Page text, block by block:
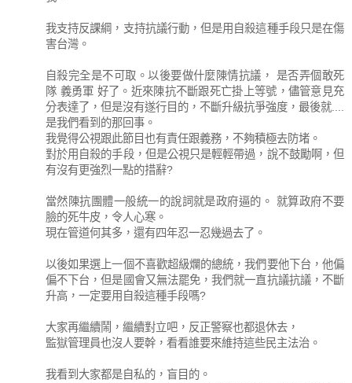
我支持反課綱，支持抗議行動，但是用自殺這種手段只是在傷
害台灣。
自殺完全是不可取。以後要做什麼陳情抗議， 是否弄個敢死
隊 義勇軍 好了。近來陳抗不斷跟死亡掛上等號，儘管意見充
分表達了，但是沒有遂行目的，不斷升級抗爭強度，最後就....
是我們看到的那回事。
我覺得公視跟此節目也有責任跟義務，不夠積極去防堵。
對於用自殺的手段，但是公視只是輕輕帶過，說不鼓勵啊，但
有沒有更強烈一點的措辭?
當然陳抗團體一般統一的說詞就是政府逼的。 就算政府不要
臉的死牛皮，令人心寒。
現在管道何其多，還有四年忍一忍幾過去了。
以後如果選上一個不喜歡超級爛的總統，我們要他下台，他偏
偏不下台，但是國會又無法罷免，我們就一直抗議抗議，不斷
升高，一定要用自殺這種手段嗎?
大家再繼續鬧，繼續對立吧，反正警察也都退休去，
監獄管理員也沒人要幹，看看誰要來維持這些民主法治。
我看到大家都是自私的，盲目的。